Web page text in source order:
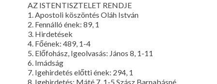
AZ ISTENTISZTELET RENDJE
1. Apostoli köszöntés Oláh István
2. Fennálló ének: 89, 1
3. Hirdetések
4. Főének: 489, 1-4
5. Előfohász, Igeolvasás: János 8, 1-11
6. Imádság
7. Igehirdetés előtti ének: 294, 1
8. Igehirdetés: Máté 7, 1-5 Szász Barnabásné